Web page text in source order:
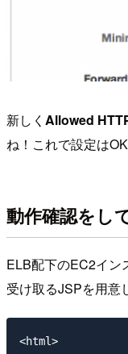
新しく Allowed
ね！これで設定はOK
動作確認をし
ELB配下のEC2イン
受け取るJSPを用意
<html>